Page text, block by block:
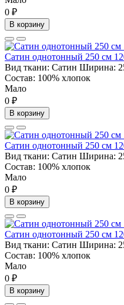
0 ₽
В корзину
Сатин однотонный 250 см
Вид ткани: Сатин Ширина:
Состав: 100% хлопок
Мало
0 ₽
В корзину
Сатин однотонный 250 см
Вид ткани: Сатин Ширина:
Состав: 100% хлопок
Мало
0 ₽
В корзину
Сатин однотонный 250 см
Вид ткани: Сатин Ширина:
Состав: 100% хлопок
Мало
0 ₽
В корзину